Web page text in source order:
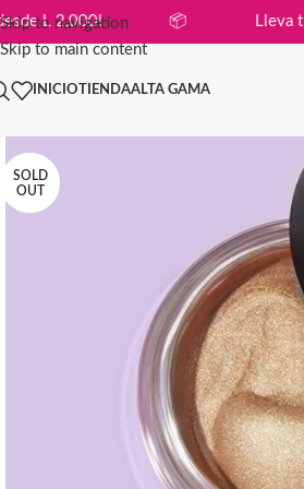
Skip to navigation
Skip to main content
desde L 2,000!
INICIOTIENDAALTA GAMA
SOLD
OUT